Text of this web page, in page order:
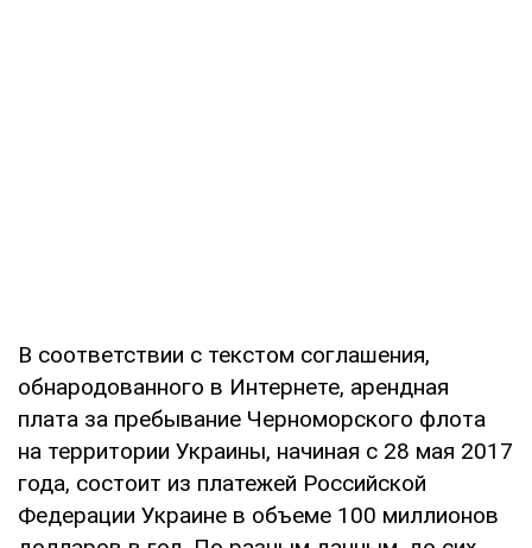
В соответствии с текстом соглашения,
обнародованного в Интернете, арендная
плата за пребывание Черноморского флота
на территории Украины, начиная с 28 мая 2017
года, состоит из платежей Российской
Федерации Украине в объеме 100 миллионов